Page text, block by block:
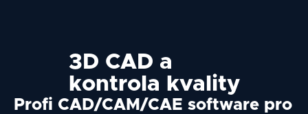
3D CAD a
kontrola kvality
Profi CAD/CAM/CAE software pro